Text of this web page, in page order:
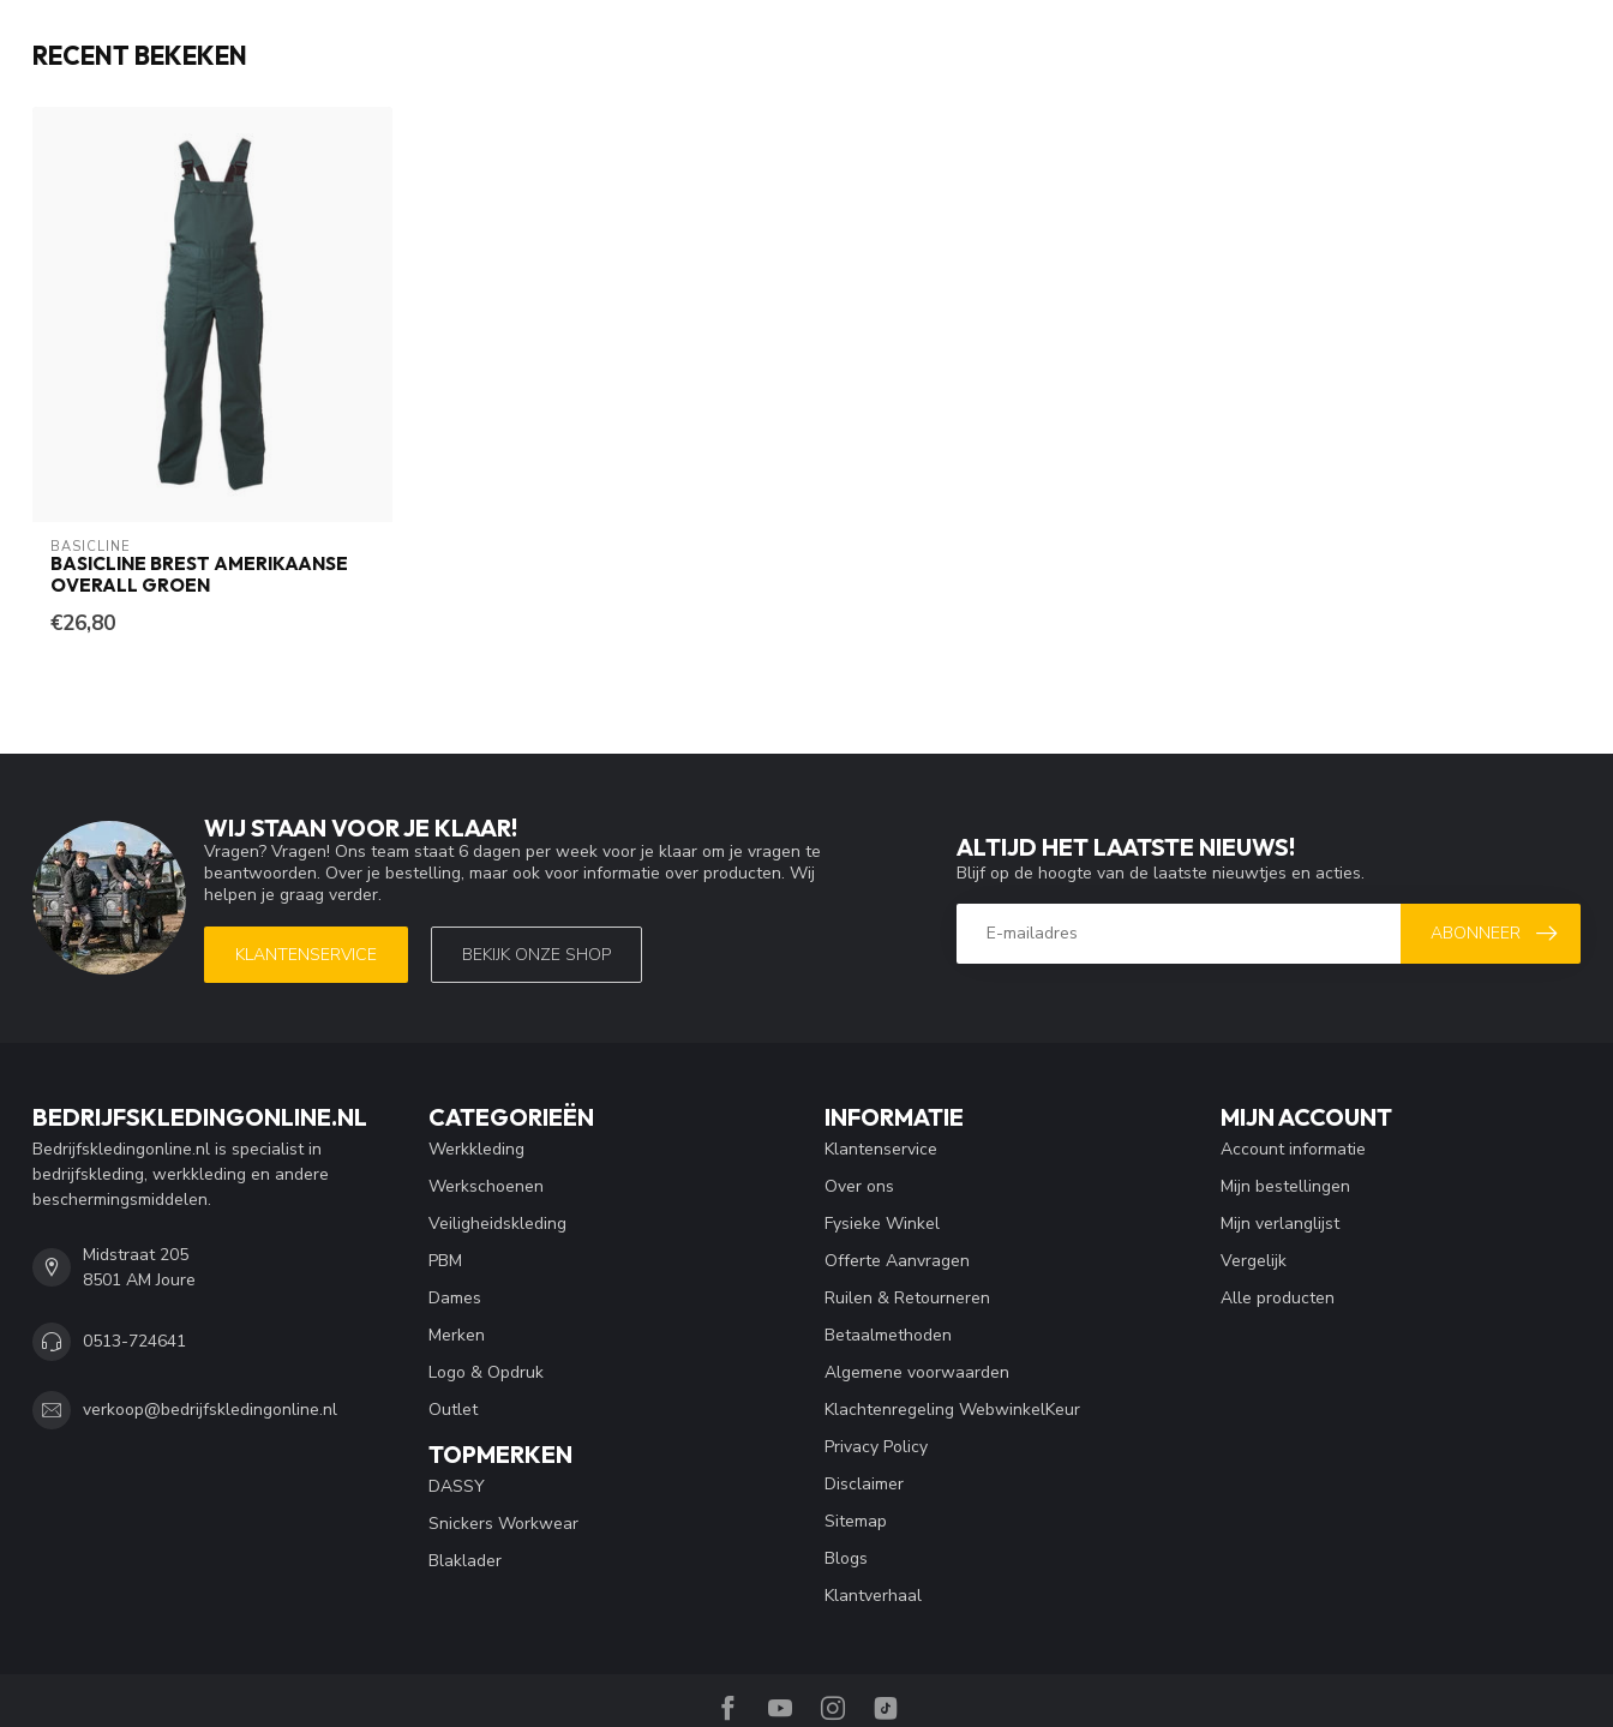
RECENT BEKEKEN
BASICLINE
BASICLINE BREST AMERIKAANSE
OVERALL GROEN
€26,80
WIJ STAAN VOOR JE KLAAR!
Vragen? Vragen! Ons team staat 6 dagen per week voor je klaar om je vragen te
beantwoorden. Over je bestelling, maar ook voor informatie over producten. Wij
helpen je graag verder.
KLANTENSERVICE BEKIJK ONZE SHOP
ALTIJD HET LAATSTE NIEUWS!
Blijf op de hoogte van de laatste nieuwtjes en acties.
ABONNEER
BEDRIJFSKLEDINGONLINE.NL
Bedrijfskledingonline.nl is specialist in
bedrijfskleding, werkkleding en andere
beschermingsmiddelen.
Midstraat 205
8501 AM Joure
0513-724641
verkoop@bedrijfskledingonline.nl
CATEGORIEËN
Werkkleding
Werkschoenen
Veiligheidskleding
PBM
Dames
Merken
Logo & Opdruk
Outlet
TOPMERKEN
DASSY
Snickers Workwear
Blaklader
INFORMATIE
Klantenservice
Over ons
Fysieke Winkel
Offerte Aanvragen
Ruilen & Retourneren
Betaalmethoden
Algemene voorwaarden
Klachtenregeling WebwinkelKeur
Privacy Policy
Disclaimer
Sitemap
Blogs
Klantverhaal
MIJN ACCOUNT
Account informatie
Mijn bestellingen
Mijn verlanglijst
Vergelijk
Alle producten